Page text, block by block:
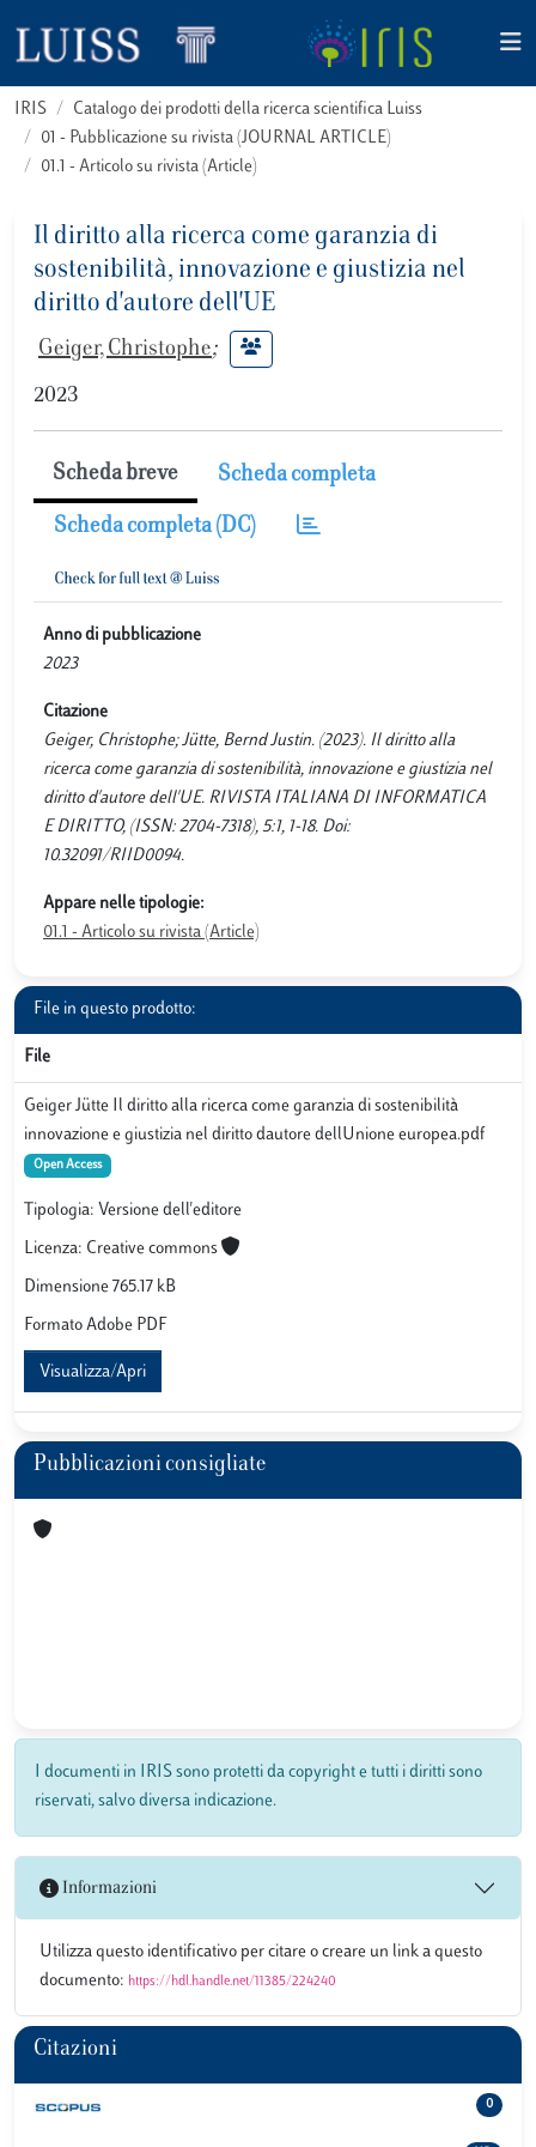
IRIS
Catalogo dei prodotti della ricerca scientifica Luiss
01 - Pubblicazione su rivista (JOURNAL ARTICLE)
01.1 - Articolo su rivista (Article)
Il diritto alla ricerca come garanzia di
sostenibilità, innovazione e giustizia nel
diritto d'autore dell'UE
Geiger, Christophe;
2023
Scheda breve Scheda completa
Scheda completa (DC)
Anno di pubblicazione
2023
Citazione
Geiger, Christophe; Jütte, Bernd Justin. (2023). Il diritto alla
ricerca come garanzia di sostenibilità, innovazione e giustizia nel
diritto d'autore dell'UE. RIVISTA ITALIANA DI INFORMATICA
E DIRITTO, (ISSN: 2704-7318), 5:1, 1-18. Doi:
10.32091/RIID0094.
Appare nelle tipologie:
01.1 - Articolo su rivista (Article)
File in questo prodotto:
File
Geiger Jütte Il diritto alla ricerca come garanzia di sostenibilità
innovazione e giustizia nel diritto dautore dellUnione europea.pdf
Open Access
Tipologia: Versione dell'editore
Licenza: Creative commons
Dimensione 765.17 kB
Formato Adobe PDF
Visualizza/Apri
Pubblicazioni consigliate
I documenti in IRIS sono protetti da copyright e tutti i diritti sono
riservati, salvo diversa indicazione.
Informazioni
Utilizza questo identificativo per citare o creare un link a questo
documento: https://hdl.handle.net/11385/224240
Citazioni
0